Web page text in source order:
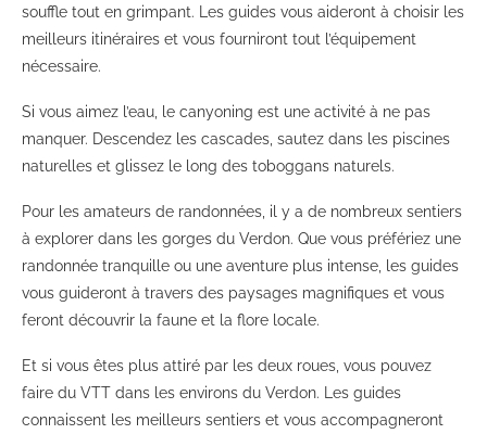
souffle tout en grimpant. Les guides vous aideront à choisir les
meilleurs itinéraires et vous fourniront tout l’équipement
nécessaire.
Si vous aimez l’eau, le canyoning est une activité à ne pas
manquer. Descendez les cascades, sautez dans les piscines
naturelles et glissez le long des toboggans naturels.
Pour les amateurs de randonnées, il y a de nombreux sentiers
à explorer dans les gorges du Verdon. Que vous préfériez une
randonnée tranquille ou une aventure plus intense, les guides
vous guideront à travers des paysages magnifiques et vous
feront découvrir la faune et la flore locale.
Et si vous êtes plus attiré par les deux roues, vous pouvez
faire du VTT dans les environs du Verdon. Les guides
connaissent les meilleurs sentiers et vous accompagneront